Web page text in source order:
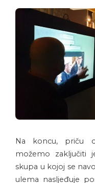
Na koncu, priču
možemo zaključiti
skupa u kojoj se
ulema nasljeđuje